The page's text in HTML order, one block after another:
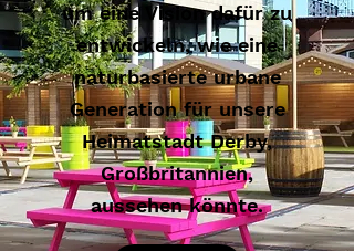
um eine Vision dafür zu
entwickeln, wie eine
naturbasierte urbane
Generation für unsere
Heimatstadt Derby,
Großbritannien,
aussehen könnte.